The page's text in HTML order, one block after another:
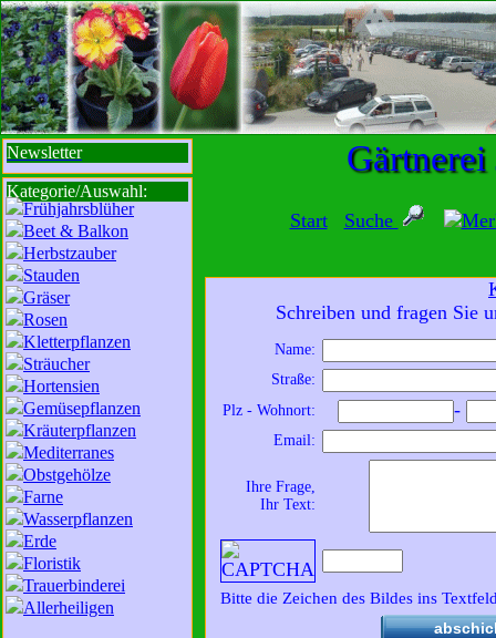
sbisbbib
Start Suche
Gärtnerei
Newsletter
Kategorie/Auswahl:
Frühjahrsblüher
Beet & Balkon
Herbstzauber
Stauden
Gräser
Rosen
Kletterpflanzen
Sträucher
Hortensien
Gemüsepflanzen
Kräuterpflanzen
Mediterranes
Obstgehölze
Farne
Wasserpflanzen
Erde
Floristik
Trauerbinderei
Allerheiligen
Wir sind für Sie da:
Mo - Fr: 8 - 18 Uhr
Sa: 8 - 13 Uhr
und freuen uns auf
Ihren Besuch.
Schreiben und fragen Sie
Name:
Straße:
Plz - Wohnort:
-
Email:
Ihre Frage,
Ihr Text:
Bitte die Zeichen des Bildes ins